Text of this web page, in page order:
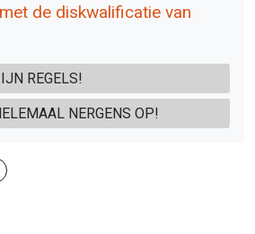
de diskwalificatie van
REGELS!
NERGENS OP!